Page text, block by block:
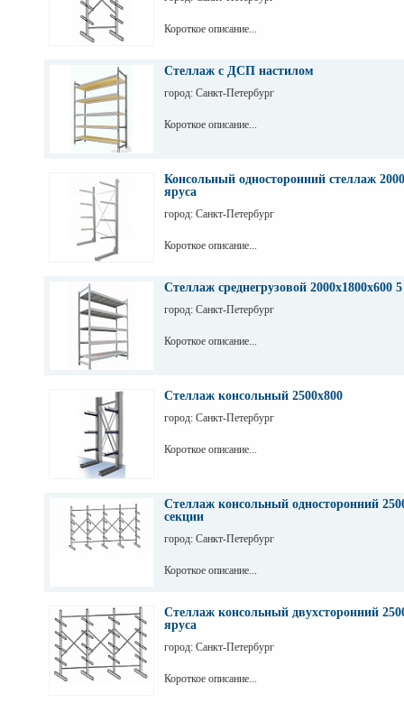
Короткое описание...
Стеллаж с ДСП настилом
город: Санкт-Петербург
Короткое описание...
Консольный односторонний стеллаж
яруса
город: Санкт-Петербург
Короткое описание...
Стеллаж среднегрузовой 2000х1800х600
город: Санкт-Петербург
Короткое описание...
Стеллаж консольный 2500х800
город: Санкт-Петербург
Короткое описание...
Стеллаж консольный односторонний
секции
город: Санкт-Петербург
Короткое описание...
Стеллаж консольный двухсторонний
яруса
город: Санкт-Петербург
Короткое описание...